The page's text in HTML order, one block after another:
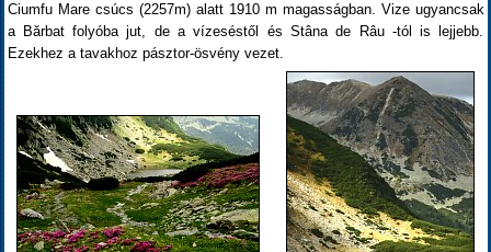
Ciumfu Mare csúcs (2257m) alatt 1910 m magasságban. Vize ugyancsak
a Bărbat folyóba jut, de a vízeséstől és Stâna de Râu -tól is lejjebb.
Ezekhez a tavakhoz pásztor-ösvény vezet.